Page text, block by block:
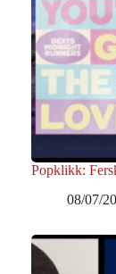
Popklikk:
08/07/